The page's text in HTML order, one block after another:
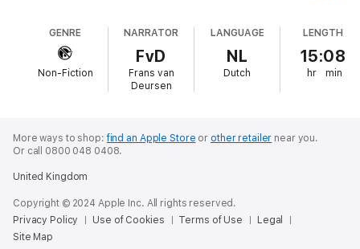
succes, maar de Russen hanteren andere spelregels. De moord
op Magnitsky grijpt Browder diep aan en verandert zijn leven.
Hij begint een vastberaden en indrukwekkende kruistocht om
de misdadigers voor het gerecht te krijgen. Van een
spijkerharde hedgefundmanager wordt hij een overtuigd
hem zijn successen brachten, leiden hem nu ook in zijn strijd
om gerechtigheid voor Sergei Magnitsky en anderen die lijden
GENRE
Non-Fiction
NARRATOR
FvD
Frans van
Deursen
LANGUAGE
NL
Dutch
LENGTH
15:08
hr min
More ways to shop:find an Apple Store or other retailer near you.
Or call 0800 048 0408.
United Kingdom
Copyright © 2024 Apple Inc. All rights reserved.
Privacy Policy
Use of Cookies Terms of Use
Legal
Site Map